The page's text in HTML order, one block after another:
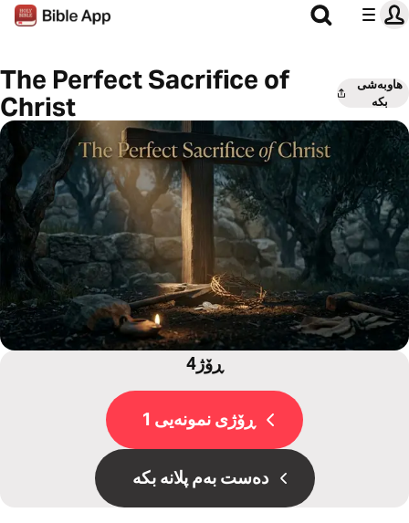
The Perfect Sacrifice of
Christ
هاوبەشی
بکە
4ڕۆژ
ڕۆژی نمونەیی 1
دەست بەم پلانە بکە